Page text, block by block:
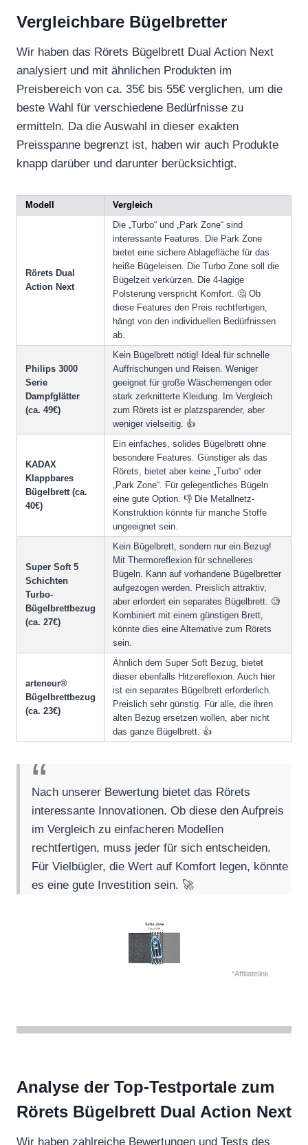
Vergleichbare Bügelbretter
Wir haben das Rörets Bügelbrett Dual Action Next
analysiert und mit ähnlichen Produkten im
Preisbereich von ca. 35€ bis 55€ verglichen, um die
beste Wahl für verschiedene Bedürfnisse zu
ermitteln. Da die Auswahl in dieser exakten
Preisspanne begrenzt ist, haben wir auch Produkte
knapp darüber und darunter berücksichtigt.
Modell Vergleich
Rörets Dual
Action Next
Die „Turbo“ und „Park Zone“ sind
interessante Features. Die Park Zone
bietet eine sichere Ablagefläche für das
heiße Bügeleisen. Die Turbo Zone soll die
Bügelzeit verkürzen. Die 4-lagige
Polsterung verspricht Komfort. 🤔 Ob
diese Features den Preis rechtfertigen,
hängt von den individuellen Bedürfnissen
ab.
Philips 3000
Serie
Dampfglätter
(ca. 49€)
Kein Bügelbrett nötig! Ideal für schnelle
Auffrischungen und Reisen. Weniger
geeignet für große Wäschemengen oder
stark zerknitterte Kleidung. Im Vergleich
zum Rörets ist er platzsparender, aber
weniger vielseitig. 👍
KADAX
Klappbares
Bügelbrett (ca.
40€)
Ein einfaches, solides Bügelbrett ohne
besondere Features. Günstiger als das
Rörets, bietet aber keine „Turbo“ oder
„Park Zone“. Für gelegentliches Bügeln
eine gute Option. 👎 Die Metallnetz-
Konstruktion könnte für manche Stoffe
ungeeignet sein.
Super Soft 5
Schichten
Turbo-
Bügelbrettbezug
(ca. 27€)
Kein Bügelbrett, sondern nur ein Bezug!
Mit Thermoreflexion für schnelleres
Bügeln. Kann auf vorhandene Bügelbretter
aufgezogen werden. Preislich attraktiv,
aber erfordert ein separates Bügelbrett. 🧐
Kombiniert mit einem günstigen Brett,
könnte dies eine Alternative zum Rörets
sein.
arteneur®
Bügelbrettbezug
(ca. 23€)
Ähnlich dem Super Soft Bezug, bietet
dieser ebenfalls Hitzereflexion. Auch hier
ist ein separates Bügelbrett erforderlich.
Preislich sehr günstig. Für alle, die ihren
alten Bezug ersetzen wollen, aber nicht
das ganze Bügelbrett. 👍
Nach unserer Bewertung bietet das Rörets
interessante Innovationen. Ob diese den Aufpreis
im Vergleich zu einfacheren Modellen
rechtfertigen, muss jeder für sich entscheiden.
Für Vielbügler, die Wert auf Komfort legen, könnte
es eine gute Investition sein. 🚀
*Affiliatelink
Analyse der Top-Testportale zum
Rörets Bügelbrett Dual Action Next
Wir haben zahlreiche Bewertungen und Tests des